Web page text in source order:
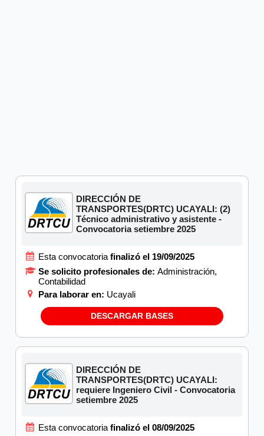
DIRECCIÓN DE
TRANSPORTES(DRTC) UCAYALI: (2)
Técnico administrativo y asistente -
Convocatoria setiembre 2025
Esta convocatoria finalizó el 19/09/2025
Se solicito profesionales de: Administración,
Contabilidad
Para laborar en: Ucayali
DESCARGAR BASES
DIRECCIÓN DE
TRANSPORTES(DRTC) UCAYALI:
requiere Ingeniero Civil - Convocatoria
setiembre 2025
Esta convocatoria finalizó el 08/09/2025